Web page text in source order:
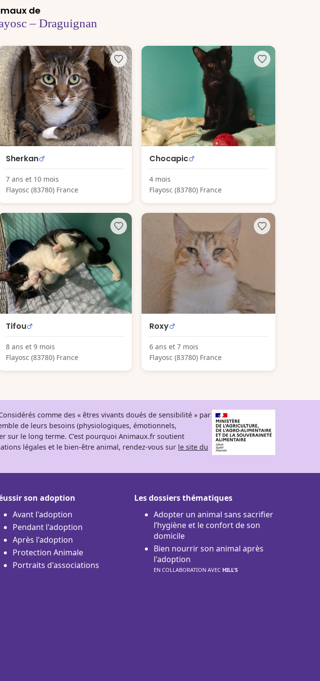
de
– Draguignan
Sherkan
7 ans et 10 mois
Flayosc (83780) France
Chocapic
4 mois
Flayosc (83780) France
Tifou
8 ans et 9 mois
Flayosc (83780) France
Roxy
6 ans et 7 mois
Flayosc (83780) France
comme des « êtres vivants doués de sensibilité » par
de leurs besoins (physiologiques, émotionnels,
sur le long terme. C’est pourquoi Animaux.fr soutient
légales et le bien-être animal, rendez-vous sur le site du
son adoption
Avant l'adoption
Pendant l'adoption
Après l'adoption
Protection Animale
Portraits d'associations
Les dossiers thématiques
Adopter un animal sans sacrifier
l’hygiène et le confort de son
domicile
Bien nourrir son animal après
l'adoption
EN COLLABORATION AVEC HILL'S